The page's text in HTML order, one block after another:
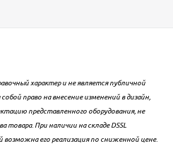
характер и не является публичной
право на внесение изменений в дизайн,
представленного оборудования, не
При наличии на складе DSSL
его реализация по сниженной цене.